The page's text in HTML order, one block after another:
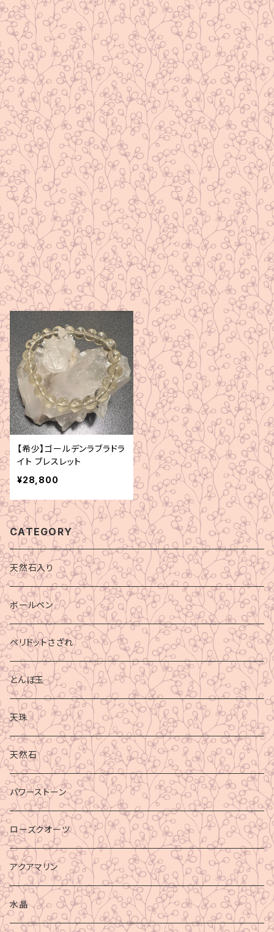
【希少】ゴールデンラブラドラ
イト ブレスレット
¥28,800
CATEGORY
天然石入り
ボールペン
ペリドットさざれ
とんぼ玉
天珠
天然石
パワーストーン
ローズクオーツ
アクアマリン
水晶